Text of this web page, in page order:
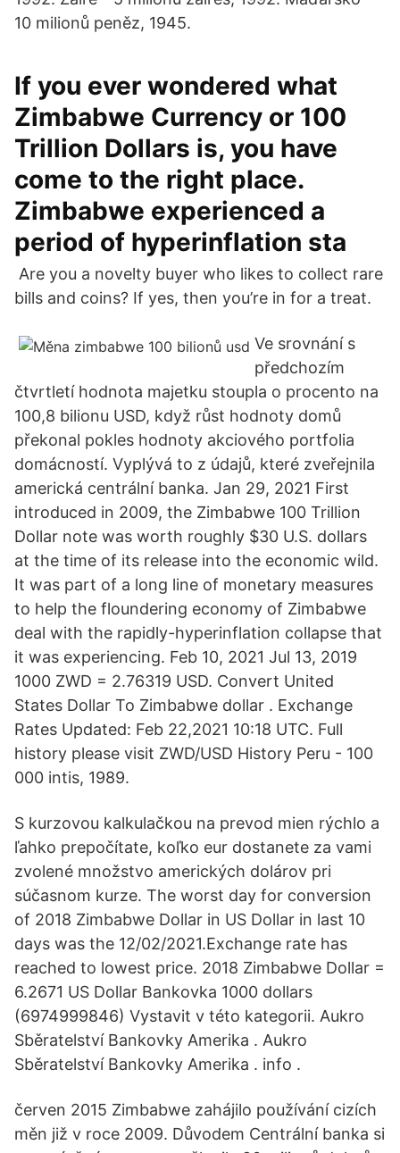
10 milionů peněz, 1945.
If you ever wondered what
Zimbabwe Currency or 100
Trillion Dollars is, you have
come to the right place.
Zimbabwe experienced a
period of hyperinflation sta
Are you a novelty buyer who likes to collect rare
bills and coins? If yes, then you’re in for a treat.
Ve srovnání s
předchozím
čtvrtletí hodnota majetku stoupla o procento na
100,8 bilionu USD, když růst hodnoty domů
překonal pokles hodnoty akciového portfolia
domácností. Vyplývá to z údajů, které zveřejnila
americká centrální banka. Jan 29, 2021 First
introduced in 2009, the Zimbabwe 100 Trillion
Dollar note was worth roughly $30 U.S. dollars
at the time of its release into the economic wild.
It was part of a long line of monetary measures
to help the floundering economy of Zimbabwe
deal with the rapidly-hyperinflation collapse that
it was experiencing. Feb 10, 2021 Jul 13, 2019
1000 ZWD = 2.76319 USD. Convert United
States Dollar To Zimbabwe dollar . Exchange
Rates Updated: Feb 22,2021 10:18 UTC. Full
history please visit ZWD/USD History Peru - 100
000 intis, 1989.
S kurzovou kalkulačkou na prevod mien rýchlo a
ľahko prepočítate, koľko eur dostanete za vami
zvolené množstvo amerických dolárov pri
súčasnom kurze. The worst day for conversion
of 2018 Zimbabwe Dollar in US Dollar in last 10
days was the 12/02/2021.Exchange rate has
reached to lowest price. 2018 Zimbabwe Dollar =
6.2671 US Dollar Bankovka 1000 dollars
(6974999846) Vystavit v této kategorii. Aukro
Sběratelství Bankovky Amerika . Aukro
Sběratelství Bankovky Amerika . info .
červen 2015 Zimbabwe zahájilo používání cizích
měn již v roce 2009. Důvodem Centrální banka si